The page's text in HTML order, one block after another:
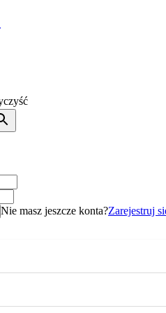
Nie masz jeszcze konta?Zarejestruj